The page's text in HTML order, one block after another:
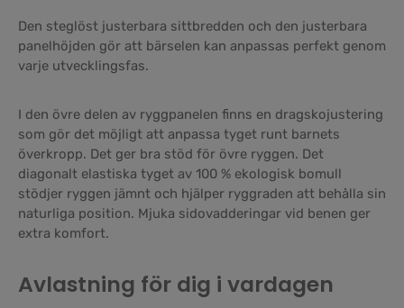
Den steglöst justerbara sittbredden och den justerbara
panelhöjden gör att bärselen kan anpassas perfekt genom
varje utvecklingsfas.
I den övre delen av ryggpanelen finns en dragskojustering
som gör det möjligt att anpassa tyget runt barnets
överkropp. Det ger bra stöd för övre ryggen. Det
diagonalt elastiska tyget av 100 % ekologisk bomull
stödjer ryggen jämnt och hjälper ryggraden att behålla sin
naturliga position. Mjuka sidovadderingar vid benen ger
extra komfort.
Avlastning för dig i vardagen